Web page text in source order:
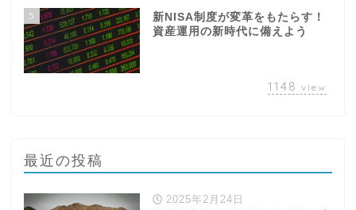
1148 view
底解説